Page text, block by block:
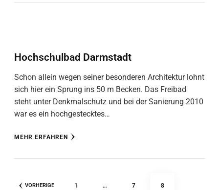
Hochschulbad Darmstadt
Schon allein wegen seiner besonderen Architektur lohnt
sich hier ein Sprung ins 50 m Becken. Das Freibad
steht unter Denkmalschutz und bei der Sanierung 2010
war es ein hochgestecktes…
MEHR ERFAHREN
Seitennummerierung
VORHERIGE SEITE
1 … SEITE
7 SEITE
8